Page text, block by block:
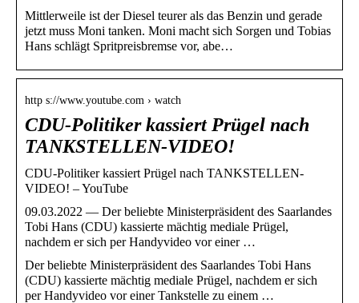
Mittlerweile ist der Diesel teurer als das Benzin und gerade
jetzt muss Moni tanken. Moni macht sich Sorgen und Tobias
Hans schlägt Spritpreisbremse vor, abe…
http s://www.youtube.com › watch
CDU-Politiker kassiert Prügel nach
TANKSTELLEN-VIDEO!
CDU-Politiker kassiert Prügel nach TANKSTELLEN-
VIDEO! – YouTube
09.03.2022 — Der beliebte Ministerpräsident des Saarlandes
Tobi Hans (CDU) kassierte mächtig mediale Prügel,
nachdem er sich per Handyvideo vor einer …
Der beliebte Ministerpräsident des Saarlandes Tobi Hans
(CDU) kassierte mächtig mediale Prügel, nachdem er sich
per Handyvideo vor einer Tankstelle zu einem …